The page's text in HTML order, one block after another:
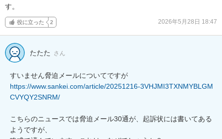
す。
役に立った 2 2026年5月28日 18:47
たたた さん
https://www.sankei.com/article/20251216-3VHJMI3TXNMYBLGM
CVYQY2SNRM/
こちらのニュースでは脅迫メール30通が、起訴状には書いてある
ようですが、